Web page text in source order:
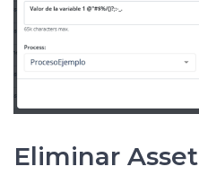
Eliminar Asset